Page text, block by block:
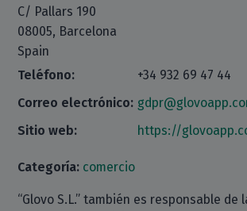
C/ Pallars 190
08005, Barcelona
Spain
Teléfono:
+34 932 69 47 44
Correo electrónico:
Sitio web:
https://
Categoría: comercio
“Glovo S.L.” también es responsable de